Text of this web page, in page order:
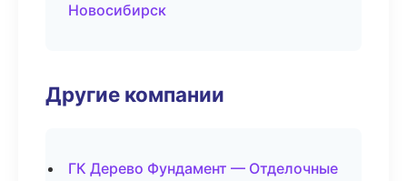
Новосибирск
Другие компании
ГК Дерево Фундамент — Отделочные